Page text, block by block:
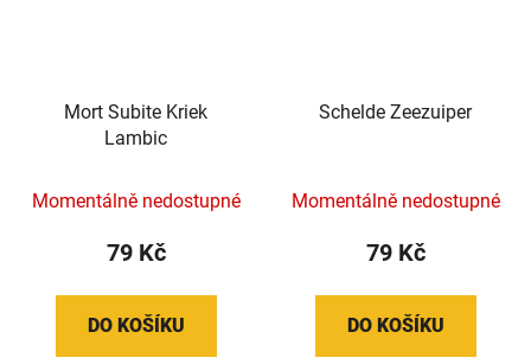
Mort Subite Kriek
Lambic
Momentálně nedostupné
79 Kč
DO KOŠÍKU
Schelde Zeezuiper
Momentálně nedostupné
79 Kč
DO KOŠÍKU